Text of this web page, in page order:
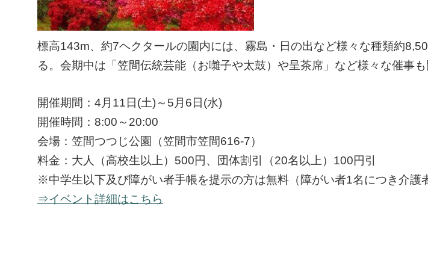
標高143m、約7ヘクタールの園内には、霧島・日の出など様々な種類約
る。会期中は「笠間伝統芸能（お囃子や太鼓）や呈茶席」など様々な催事も
開催期間：4月11日(土)～5月6日(水)
開催時間：8:00～20:00
会場：笠間つつじ公園（笠間市笠間616-7）
料金：大人（高校生以上）500円、団体割引（20名以上）100円引
※中学生以下及び障がい者手帳を提示の方は無料（障がい者1名につき介護
⇒イベント詳細はこちら